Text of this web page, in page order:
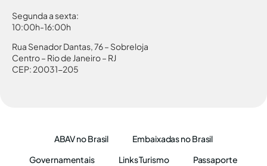
Segunda a sexta:
10:00h-16:00h
Rua Senador Dantas, 76 – Sobreloja
Centro – Rio de Janeiro – RJ
CEP: 20031-205
ABAV no Brasil
Embaixadas no Brasil
Governamentais
Links Turismo Passaporte